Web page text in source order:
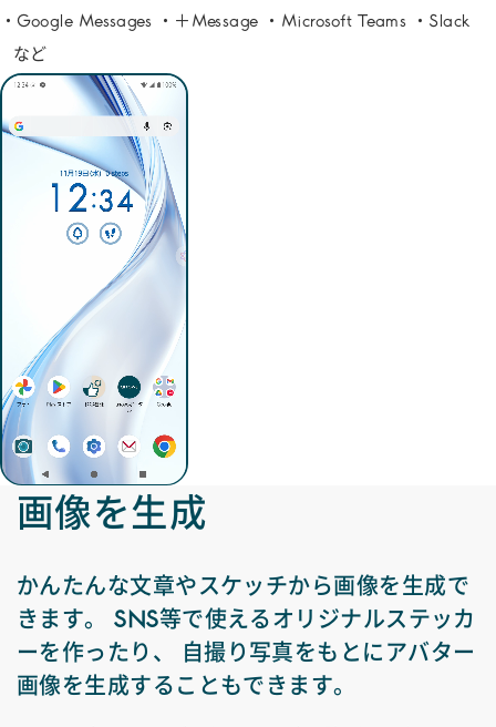
Google Messages ＋Message Microsoft Teams
Slack
など
画像を生成
かんたんな文章やスケッチから画像を生成で
きます。
SNS等で使えるオリジナルステッカ
ーを作ったり、
自撮り写真をもとにアバター
画像を生成することもできます。